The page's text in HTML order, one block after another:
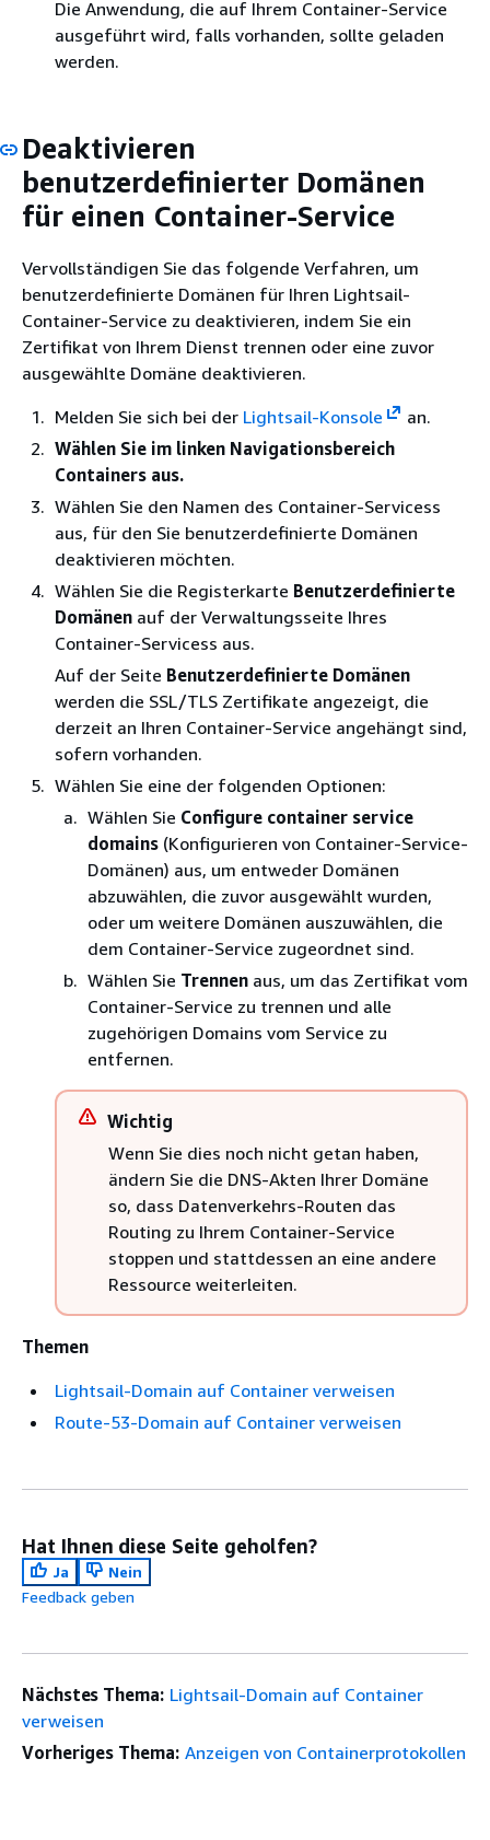
Die Anwendung, die auf Ihrem Container-Service
ausgeführt wird, falls vorhanden, sollte geladen
werden.
Deaktivieren
benutzerdefinierter Domänen
für einen Container-Service
Vervollständigen Sie das folgende Verfahren, um
benutzerdefinierte Domänen für Ihren Lightsail-
Container-Service zu deaktivieren, indem Sie ein
Zertifikat von Ihrem Dienst trennen oder eine zuvor
ausgewählte Domäne deaktivieren.
Melden Sie sich bei der Lightsail-Konsole
an.
Wählen Sie im linken Navigationsbereich
Containers aus.
Wählen Sie den Namen des Container-Servicess
aus, für den Sie benutzerdefinierte Domänen
deaktivieren möchten.
Wählen Sie die Registerkarte Benutzerdefinierte
Domänen auf der Verwaltungsseite Ihres
Container-Servicess aus.
Auf der Seite Benutzerdefinierte Domänen
werden die SSL/TLS Zertifikate angezeigt, die
derzeit an Ihren Container-Service angehängt sind,
sofern vorhanden.
Wählen Sie eine der folgenden Optionen:
Wählen Sie Configure container service
domains (Konfigurieren von Container-Service-
Domänen) aus, um entweder Domänen
abzuwählen, die zuvor ausgewählt wurden,
oder um weitere Domänen auszuwählen, die
dem Container-Service zugeordnet sind.
Wählen Sie Trennen aus, um das Zertifikat vom
Container-Service zu trennen und alle
zugehörigen Domains vom Service zu
entfernen.
Wichtig
Wenn Sie dies noch nicht getan haben,
ändern Sie die DNS-Akten Ihrer Domäne
so, dass Datenverkehrs-Routen das
Routing zu Ihrem Container-Service
stoppen und stattdessen an eine andere
Ressource weiterleiten.
Themen
Lightsail-Domain auf Container verweisen
Route-53-Domain auf Container verweisen
Hat Ihnen diese Seite geholfen?
Ja
Nein
Feedback geben
Nächstes Thema: Lightsail-Domain auf Container
verweisen
Vorheriges Thema: Anzeigen von Containerprotokollen